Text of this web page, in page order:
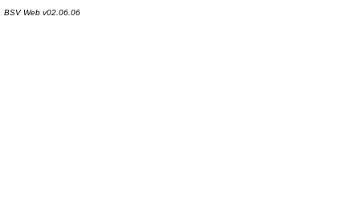
BSV Web v02.06.06